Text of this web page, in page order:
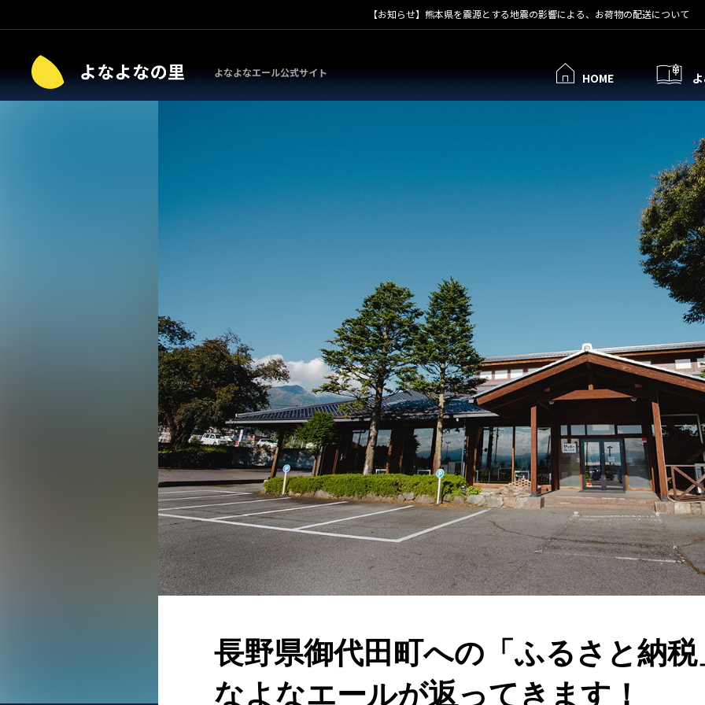
【お知らせ】熊本県を震源とする地震の影響による、お荷物の配送について
よなよなエール公式サイト HOME
長野県御代田町への「ふるさと納
なよなエールが返ってきます！